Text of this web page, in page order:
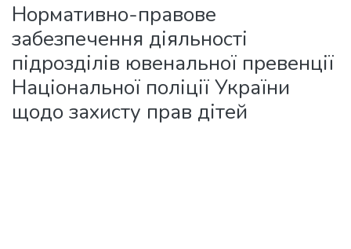
Нормативно-правове
забезпечення діяльності
підрозділів ювенальної превенції
Національної поліції України
щодо захисту прав дітей